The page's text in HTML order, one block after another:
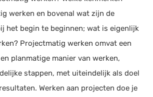
werken en bovenal wat zijn de
het begin te beginnen; wat is eigenlijk
Projectmatig werken omvat een
planmatige manier van werken,
stappen, met uiteindelijk als doel
Werken aan projecten doe je